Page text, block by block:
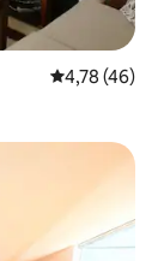
Évaluation
4,78 (46)